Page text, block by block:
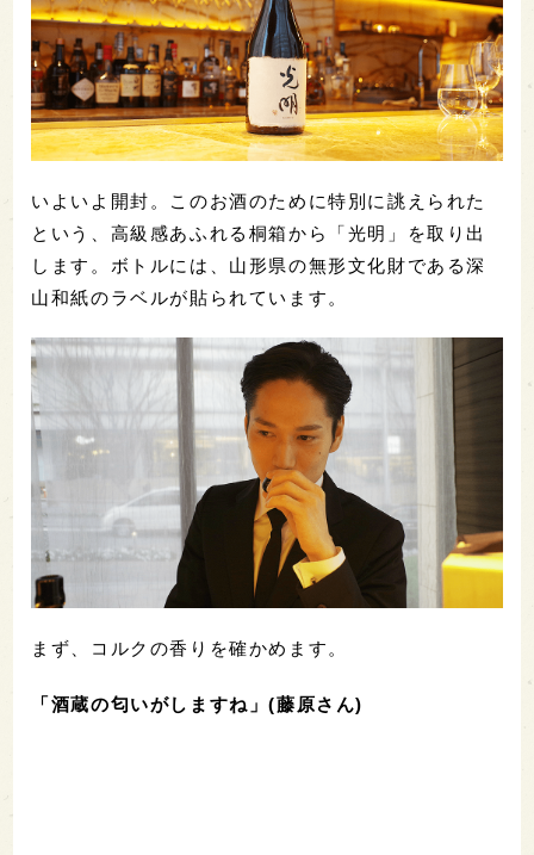
いよいよ開封。このお酒のために特別に誂えられた
という、高級感あふれる桐箱から「光明」を取り出
します。ボトルには、山形県の無形文化財である深
山和紙のラベルが貼られています。
まず、コルクの香りを確かめます。
「酒蔵の匂いがしますね」(藤原さん)